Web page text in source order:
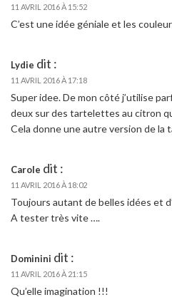
11 AVRIL 2016 À 15:52
C’est une idée géniale et les
Lydie dit :
11 AVRIL 2016 À 17:18
Super idee. De mon côté j’utilise
deux sur des tartelettes au citron
Cela donne une autre version de la
Carole dit :
11 AVRIL 2016 À 18:02
Toujours autant de belles idées et
A tester très vite ….
Dominini dit :
11 AVRIL 2016 À 21:15
Qu’elle imagination !!!